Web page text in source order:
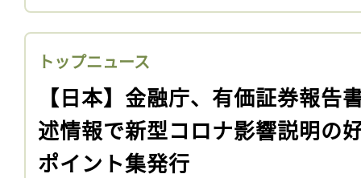
トップニュース
【日本】金融庁、有価証券報告
述情報で新型コロナ影響説明の
ポイント集発行